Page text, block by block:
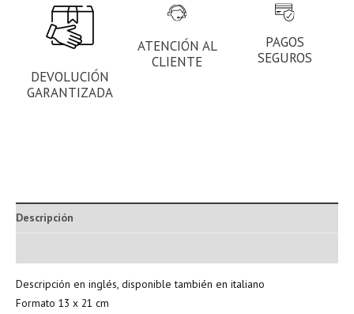
DEVOLUCIÓN
GARANTIZADA
ATENCIÓN AL
CLIENTE
PAGOS
SEGUROS
Descripción
Descripción en inglés, disponible también en italiano
Formato 13 x 21 cm